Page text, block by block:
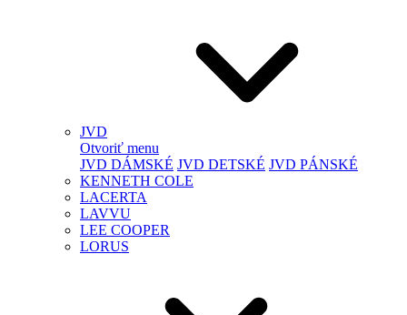
JVD
Otvoriť menu
JVD DÁMSKÉ JVD DETSKÉ JVD PÁNSKÉ
KENNETH COLE
LACERTA
LAVVU
LEE COOPER
LORUS